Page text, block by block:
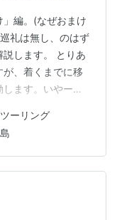
編。(なぜおまけ
礼は無し、のはず
します。 とりあ
、着くまでに移
ます。いやーや
300km近く高速
料高速である能
島(地図で見ると能
な島)を目指しま
い天気です。橋
ーリング